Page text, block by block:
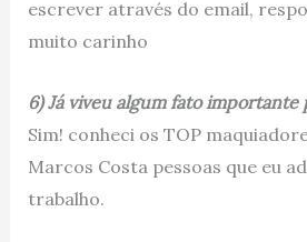
escrever através do email,
muito carinho
6) Já viveu algum fato importante
Sim! conheci os TOP
Marcos Costa pessoas que eu
trabalho.